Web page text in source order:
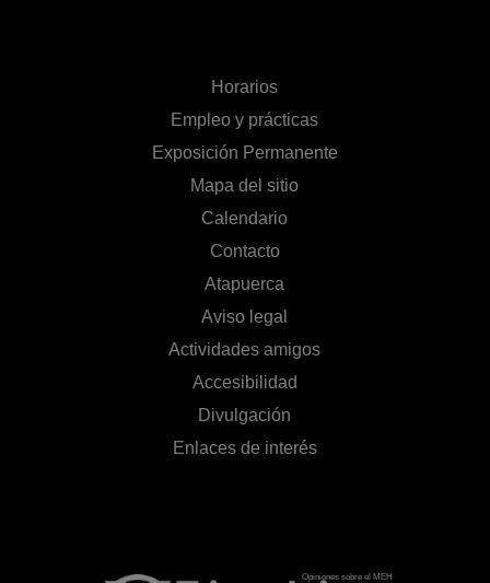
Horarios
Empleo y prácticas
Exposición Permanente
Mapa del sitio
Calendario
Contacto
Atapuerca
Aviso legal
Actividades amigos
Accesibilidad
Divulgación
Enlaces de interés
Opiniones sobre el MEH